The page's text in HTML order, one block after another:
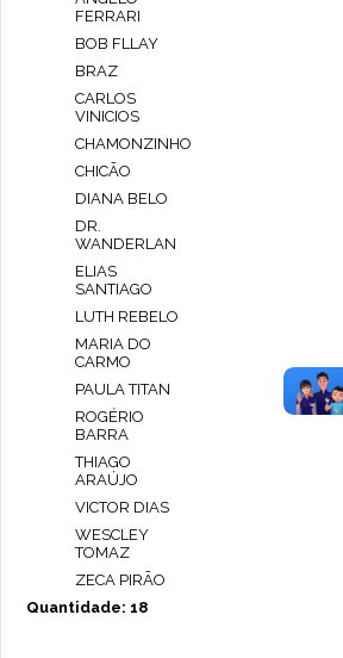
FERRARI
BOB FLLAY
BRAZ
CARLOS
VINICIOS
CHAMONZINHO
CHICÃO
DIANA BELO
DR.
WANDERLAN
ELIAS
SANTIAGO
LUTH REBELO
MARIA DO
CARMO
PAULA TITAN
ROGÉRIO
BARRA
THIAGO
ARAÚJO
VICTOR DIAS
WESCLEY
TOMAZ
ZECA PIRÃO
Quantidade: 18